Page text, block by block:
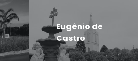
Eugênio de
Castro